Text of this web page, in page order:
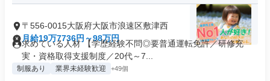
〒556-0015大阪府大阪市浪速区敷津西
月給19万7736円～98万円
求めている人材 【学歴経験不問◎要普通運転免許／研修充
実・資格取得支援制度／20代～7...
制服あり 業界未経験歓迎 +49個